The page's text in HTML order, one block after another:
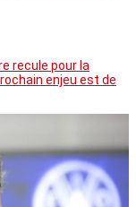
recule pour la
enjeu est de